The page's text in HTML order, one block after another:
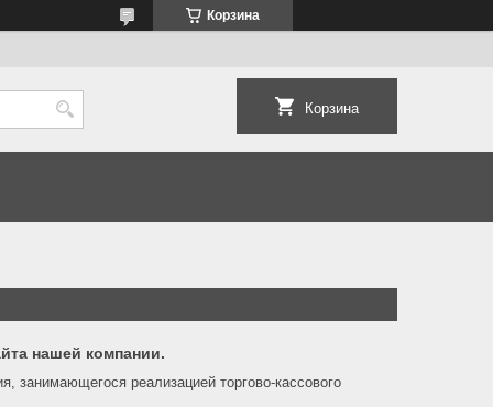
Корзина
Корзина
нашей компании.
занимающегося реализацией торгово-кассового